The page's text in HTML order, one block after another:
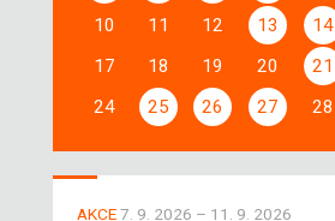
10
11 12 13 14
17
18 19 20 21
24
25 26 27 28
AKCE7. 9. 2026 – 11. 9. 2026